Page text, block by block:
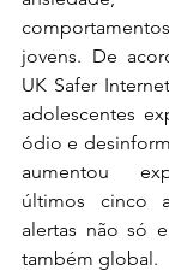
jovens. De
UK Safer
adolescentes
ódio e
aumentou
últimos cinco
alertas não só
também global.